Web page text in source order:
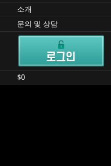
소개
문의 및 상담
$0